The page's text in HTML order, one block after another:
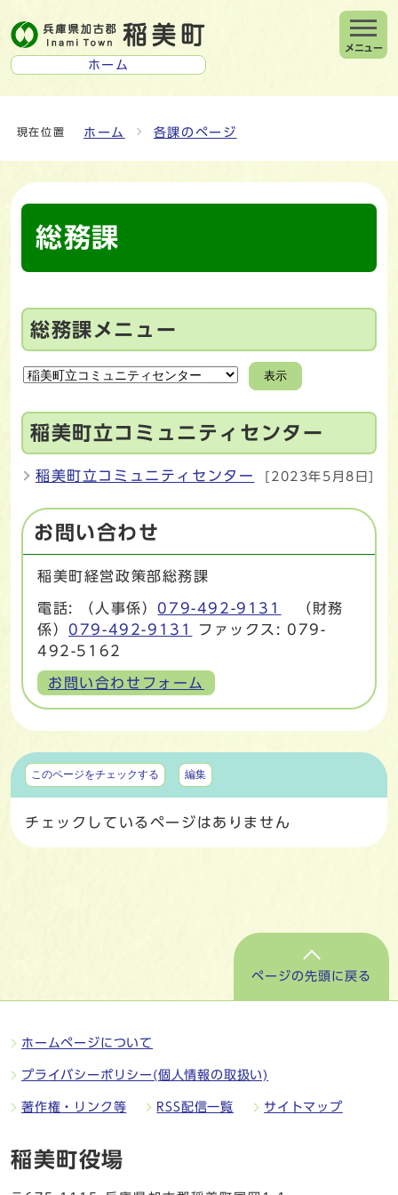
ホーム
メニュー
現在位置 ホーム 各課のページ
総務課
総務課メニュー
表示
稲美町立コミュニティセンター
稲美町立コミュニティセンター [2023年5月8日]
お問い合わせ
稲美町経営政策部総務課
電話: （人事係） 079-492-9131
（財務
係） 079-492-9131
ファックス: 079-
492-5162
お問い合わせフォーム
マイページ
このページをチェックする 編集
チェックしているページはありません
ページの先頭に戻る
ホームページについて
プライバシーポリシー(個人情報の取扱い)
著作権・リンク等 RSS配信一覧 サイトマップ
稲美町役場